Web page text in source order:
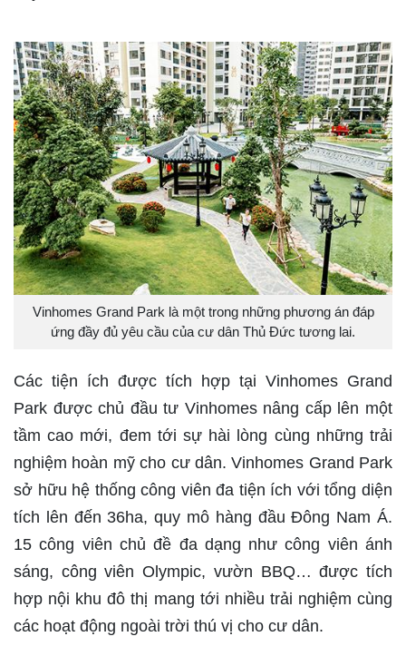
Vinhomes Grand Park là một trong những phương án đáp
ứng đầy đủ yêu cầu của cư dân Thủ Đức tương lai.
Các tiện ích được tích hợp tại Vinhomes Grand
Park được chủ đầu tư Vinhomes nâng cấp lên một
tầm cao mới, đem tới sự hài lòng cùng những trải
nghiệm hoàn mỹ cho cư dân. Vinhomes Grand Park
sở hữu hệ thống công viên đa tiện ích với tổng diện
tích lên đến 36ha, quy mô hàng đầu Đông Nam Á.
15 công viên chủ đề đa dạng như công viên ánh
sáng, công viên Olympic, vườn BBQ… được tích
hợp nội khu đô thị mang tới nhiều trải nghiệm cùng
các hoạt động ngoài trời thú vị cho cư dân.